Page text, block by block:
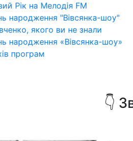
Рік на Мелодія FM
народження "Вівсянка-шоу"
якого ви не знали
народження «Вівсянка-шоу»
програм
👇